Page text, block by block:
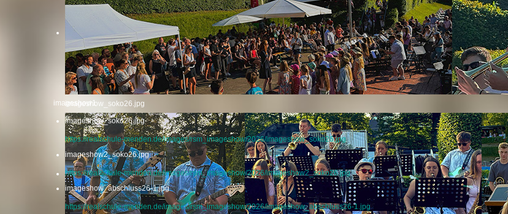
imageshow_soko26.jpg
imageshow1
imageshow_soko26.jpg
https://realschule-menden.de/images/rsm_imageshow/2026/imageshow_soko26.jpg
imageshow2_soko26.jpg
https://realschule-menden.de/images/rsm_imageshow/2026/imageshow2_soko26.jpg
imageshow_abschluss26-1.jpg
https://realschule-menden.de/images/rsm_imageshow/2026/imageshow_abschluss26-1.jpg